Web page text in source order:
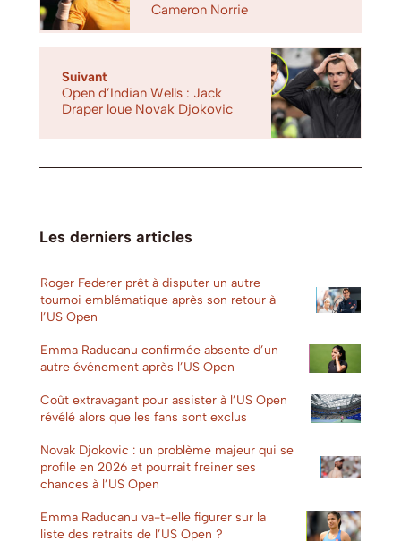
Cameron Norrie
Suivant
Open d’Indian Wells : Jack
Draper loue Novak Djokovic
Les derniers articles
Roger Federer prêt à disputer un autre
tournoi emblématique après son retour à
l’US Open
Emma Raducanu confirmée absente d’un
autre événement après l’US Open
Coût extravagant pour assister à l’US Open
révélé alors que les fans sont exclus
Novak Djokovic : un problème majeur qui se
profile en 2026 et pourrait freiner ses
chances à l’US Open
Emma Raducanu va-t-elle figurer sur la
liste des retraits de l’US Open ?